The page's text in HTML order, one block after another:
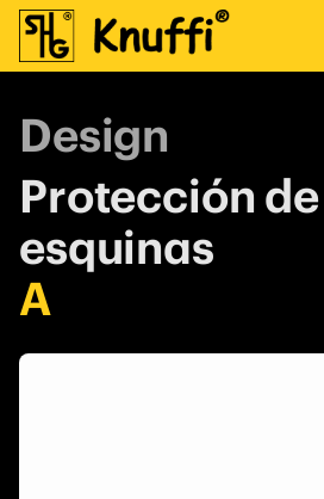
Design
Protección de
esquinas
A